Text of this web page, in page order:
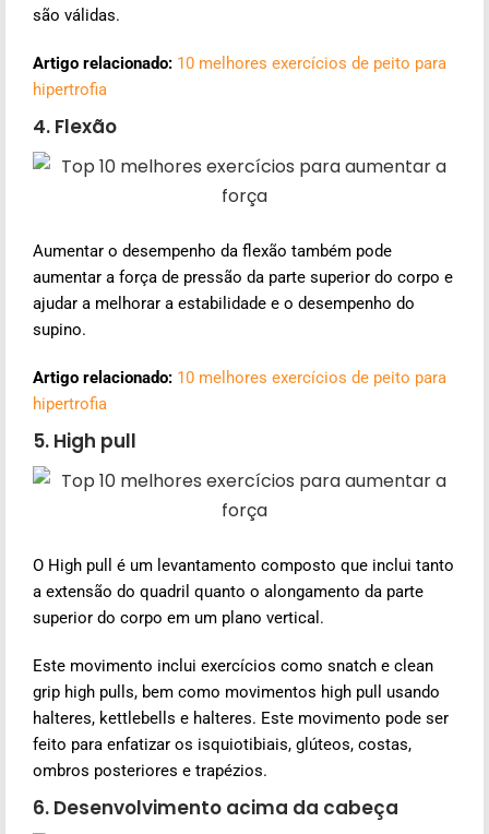
são válidas.
Artigo relacionado: 10 melhores exercícios de peito para
hipertrofia
4. Flexão
Aumentar o desempenho da flexão também pode
aumentar a força de pressão da parte superior do corpo e
ajudar a melhorar a estabilidade e o desempenho do
supino.
Artigo relacionado: 10 melhores exercícios de peito para
hipertrofia
5. High pull
O High pull é um levantamento composto que inclui tanto
a extensão do quadril quanto o alongamento da parte
superior do corpo em um plano vertical.
Este movimento inclui exercícios como snatch e clean
grip high pulls, bem como movimentos high pull usando
halteres, kettlebells e halteres. Este movimento pode ser
feito para enfatizar os isquiotibiais, glúteos, costas,
ombros posteriores e trapézios.
6. Desenvolvimento acima da cabeça